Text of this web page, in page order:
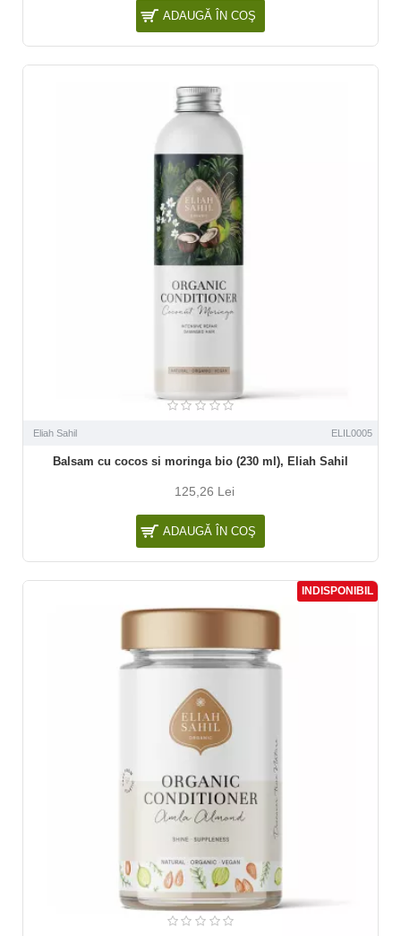
ADAUGĂ ÎN COŞ
Eliah Sahil ELIL0005
Balsam cu cocos si moringa bio (230 ml), Eliah Sahil
125,26 Lei
ADAUGĂ ÎN COŞ
INDISPONIBIL